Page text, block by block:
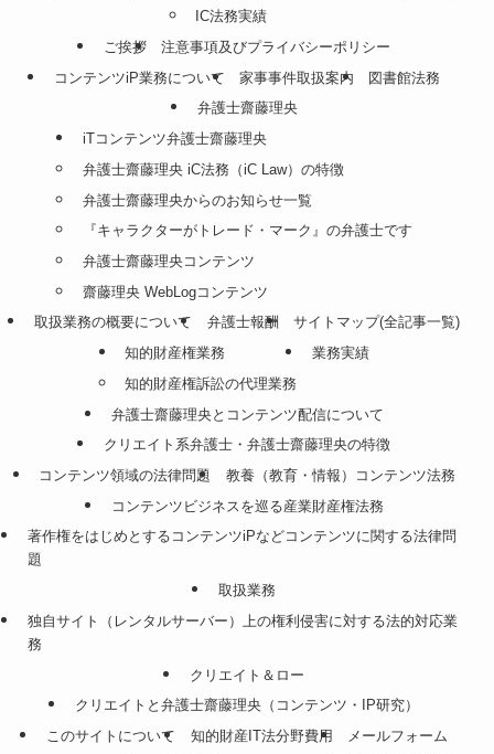
IC法務実績
ご挨拶
注意事項及びプライバシーポリシー
コンテンツiP業務について
家事事件取扱案内
図書館法務
弁護士齋藤理央
iTコンテンツ弁護士齋藤理央
弁護士齋藤理央 iC法務（iC Law）の特徴
弁護士齋藤理央からのお知らせ一覧
『キャラクターがトレード・マーク』の弁護士です
弁護士齋藤理央コンテンツ
齋藤理央 WebLogコンテンツ
取扱業務の概要について
弁護士報酬
サイトマップ(全記事一覧)
知的財産権業務
知的財産権訴訟の代理業務
業務実績
弁護士齋藤理央とコンテンツ配信について
クリエイト系弁護士・弁護士齋藤理央の特徴
コンテンツ領域の法律問題
教養（教育・情報）コンテンツ法務
コンテンツビジネスを巡る産業財産権法務
著作権をはじめとするコンテンツiPなどコンテンツに関する法律問
題
取扱業務
独自サイト（レンタルサーバー）上の権利侵害に対する法的対応業
務
クリエイト＆ロー
クリエイトと弁護士齋藤理央（コンテンツ・IP研究）
このサイトについて
知的財産IT法分野費用
メールフォーム